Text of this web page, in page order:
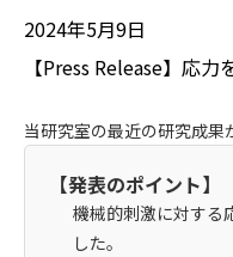
2024年5月9日
【Press Release】応
当研究室の最近の研究成果
【発表のポイント】
機械的刺激に対する
した。